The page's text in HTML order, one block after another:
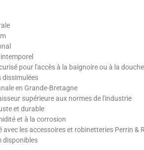
pour l'accès à la baignoire ou à la douche
dissimulées
en Grande-Bretagne
supérieure aux normes de l'industrie
et durable
et à la corrosion
avec les accessoires et robinetteries Perrin &
disponibles